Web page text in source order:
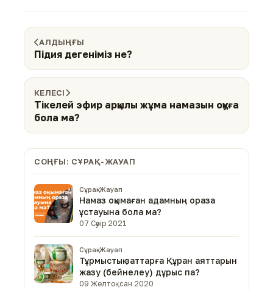
АЛДЫҢҒЫ
Підия дегеніміз не?
КЕЛЕСІ
Тікелей эфир арқылы жұма намазын оқуға
бола ма?
СОҢҒЫ: СҰРАҚ-ЖАУАП
Сұрақ-Жауап
Намаз оқымаған адамның ораза
ұстауына бола ма?
07 Сәуір 2021
Сұрақ-Жауап
Тұрмыстық заттарға Құран аяттарын
жазу (бейнелеу) дұрыс па?
09 Желтоқсан 2020